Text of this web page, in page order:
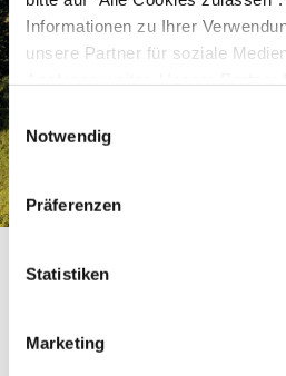
Informationen zu Ihrer
unsere Partner für soziale
zusammen, die Sie ihnen
sie im Rahmen Ihrer Nutzung
Einwilligungsauswahl
Notwendig
Präferenzen
Statistiken
Marketing